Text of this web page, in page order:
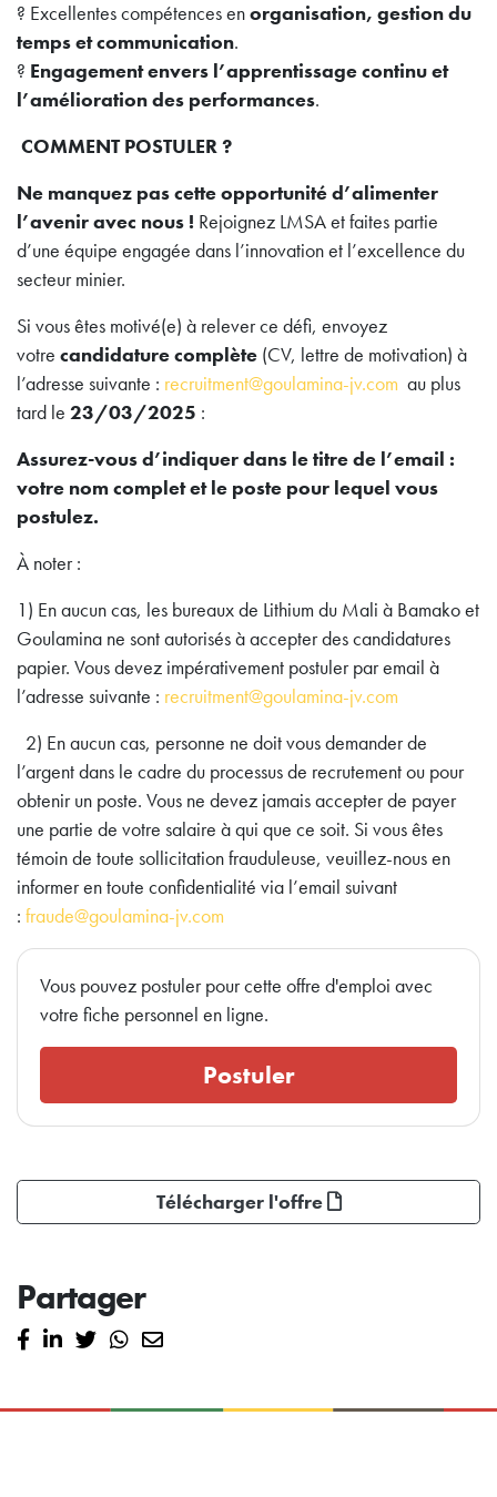
? Excellentes compétences enorganisation, gestion du
temps et communication.
? Engagement envers l’apprentissage continu et
l’amélioration des performances.
COMMENT POSTULER ?
Ne manquez pas cette opportunité d’alimenter
l’avenir avec nous ! Rejoignez LMSA et faites partie
d’une équipe engagée dans l’innovation et l’excellence du
secteur minier.
Si vous êtes motivé(e) à relever ce défi, envoyez
votre candidature complète (CV, lettre de motivation) à
l’adresse suivante : recruitment@goulamina-jv.com au plus
tard le 23/03/2025 :
Assurez-vous d’indiquer dans le titre de l’email :
votre nom complet et le poste pour lequel vous
postulez.
À noter :
1) En aucun cas, les bureaux de Lithium du Mali à Bamako et
Goulamina ne sont autorisés à accepter des candidatures
papier. Vous devez impérativement postuler par email à
l’adresse suivante : recruitment@goulamina-jv.com
2) En aucun cas, personne ne doit vous demander de
l’argent dans le cadre du processus de recrutement ou pour
obtenir un poste. Vous ne devez jamais accepter de payer
une partie de votre salaire à qui que ce soit. Si vous êtes
témoin de toute sollicitation frauduleuse, veuillez-nous en
informer en toute confidentialité via l’email suivant
: fraude@goulamina-jv.com
Vous pouvez postuler pour cette offre d'emploi avec
votre fiche personnel en ligne.
Postuler
Télécharger l'offre
Partager